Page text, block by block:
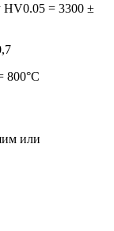
HV0.05 = 3300 ±
800°C
или